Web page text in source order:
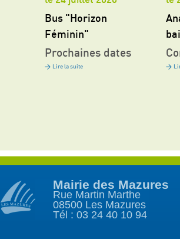
Bus "Horizon
Féminin"
Prochaines dates
Lire la suite
Mairie des Mazures
Rue Martin Marthe
08500 Les Mazures
Tél : 03 24 40 10 94